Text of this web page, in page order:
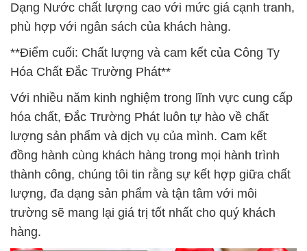
Dạng Nước chất lượng cao với mức giá cạnh tranh,
phù hợp với ngân sách của khách hàng.
**Điểm cuối: Chất lượng và cam kết của Công Ty
Hóa Chất Đắc Trường Phát**
Với nhiều năm kinh nghiệm trong lĩnh vực cung cấp
hóa chất, Đắc Trường Phát luôn tự hào về chất
lượng sản phẩm và dịch vụ của mình. Cam kết
đồng hành cùng khách hàng trong mọi hành trình
thành công, chúng tôi tin rằng sự kết hợp giữa chất
lượng, đa dạng sản phẩm và tận tâm với môi
trường sẽ mang lại giá trị tốt nhất cho quý khách
hàng.